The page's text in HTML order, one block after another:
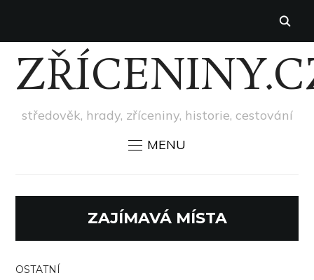
středověk, hrady, zříceniny, historie, cestování
MENU
ZAJÍMAVÁ MÍSTA
OSTATNÍ